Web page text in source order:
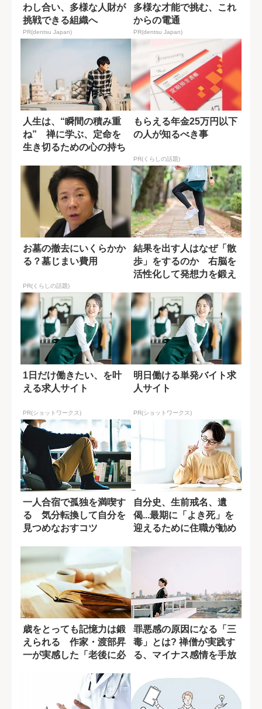
わし合い、多様な人財が
挑戦できる組織へ
PR(dentsu Japan)
多様な才能で挑む、これ
からの電通
PR(dentsu Japan)
人生は、“瞬間の積み重
ね” 禅に学ぶ、定命を
生き切るための心の持ち
もらえる年金25万円以下
の人が知るべき事
PR(くらしの話題)
お墓の撤去にいくらかか
る？墓じまい費用
PR(くらしの話題)
結果を出す人はなぜ「散
歩」をするのか 右脳を
活性化して発想力を鍛え
1日だけ働きたい、を叶
える求人サイト
PR(ショットワークス)
明日働ける単発バイト求
人サイト
PR(ショットワークス)
一人合宿で孤独を満喫す
る 気分転換して自分を
見つめなおすコツ
自分史、生前戒名、遺
偈...最期に「よき死」を
迎えるために住職が勧め
歳をとっても記憶力は鍛
えられる 作家・渡部昇
一が実感した「老後に必
罪悪感の原因になる「三
毒」とは? 禅僧が実践す
る、マイナス感情を手放